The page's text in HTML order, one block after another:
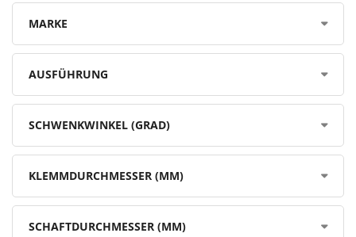
MARKE
AUSFÜHRUNG
SCHWENKWINKEL (GRAD)
KLEMMDURCHMESSER (MM)
SCHAFTDURCHMESSER (MM)